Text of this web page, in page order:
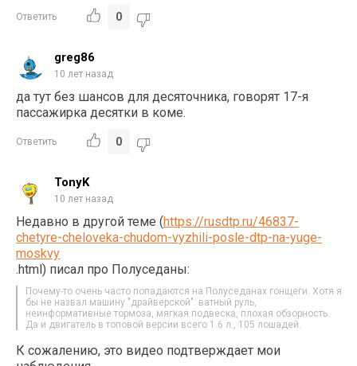
Ответить 0
greg86
10 лет назад
да тут без шансов для десяточника, говорят 17-я
пассажирка десятки в коме.
Ответить 0
TonyK
10 лет назад
Недавно в другой теме (https://rusdtp.ru/46837-
chetyre-cheloveka-chudom-vyzhili-posle-dtp-na-yuge-
moskvy
.html) писал про Полуседаны:
Почему-то очень часто попадаются на Полуседанах гонщеги. Хотя я
бы не назвал машину "драйверской": ватный руль,
неинформативные тормоза, мягкая подвеска, плохая обзорность.
Да и двигатель в топовой версии всего 1.6 л., 105 лошадей.
К сожалению, это видео подтверждает мои